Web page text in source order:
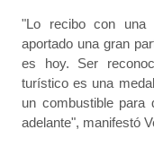
"Lo recibo con una
aportado una gran
es hoy. Ser
turístico es una
un combustible para
adelante", manifestó